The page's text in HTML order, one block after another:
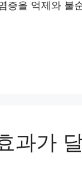
증을 억제와 불
과가